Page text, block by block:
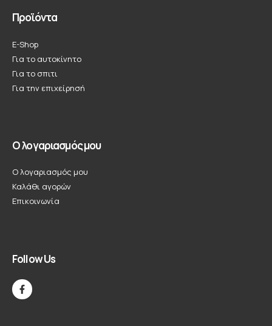
Προϊόντα
E-Shop
Για το αυτοκίνητο
Για το σπιτι
Για την επιχείρησή
Ο λογαριασμός μου
Ο λογαριασμός μου
Καλάθι αγορών
Επικοινωνία
Follow Us